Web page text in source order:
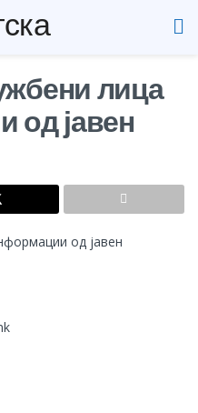
лица
од јавен
од јавен